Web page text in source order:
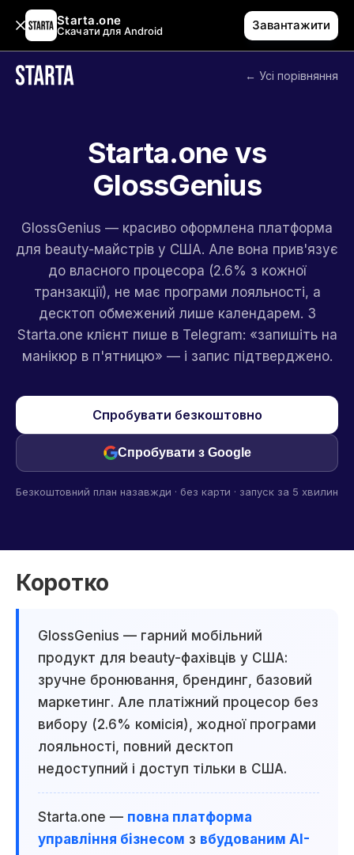
Starta.one
Скачати для Android Завантажити
← Усі порівняння
Starta.one vs
GlossGenius
GlossGenius — красиво оформлена платформа
для beauty-майстрів у США. Але вона прив'язує
до власного процесора (2.6% з кожної
транзакції), не має програми лояльності, а
десктоп обмежений лише календарем. З
Starta.one клієнт пише в Telegram: «запишіть на
манікюр в п'ятницю» — і запис підтверджено.
Спробувати безкоштовно
Спробувати з Google
Безкоштовний план назавжди · без карти · запуск за 5 хвилин
Коротко
GlossGenius — гарний мобільний
продукт для beauty-фахівців у США:
зручне бронювання, брендинг, базовий
маркетинг. Але платіжний процесор без
вибору (2.6% комісія), жодної програми
лояльності, повний десктоп
недоступний і доступ тільки в США.
Starta.one — повна платформа
управління бізнесом з вбудованим AI-